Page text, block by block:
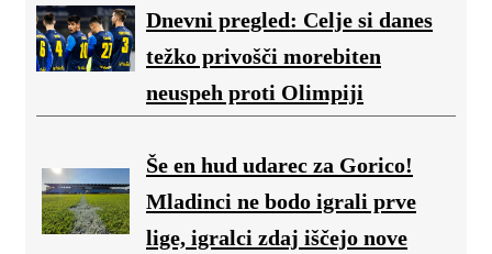
Dnevni pregled: Celje si danes
težko privošči morebiten
neuspeh proti Olimpiji
Še en hud udarec za Gorico!
Mladinci ne bodo igrali prve
lige, igralci zdaj iščejo nove